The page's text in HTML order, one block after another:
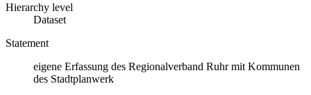
Hierarchy level
Dataset
Statement
eigene Erfassung des Regionalverband Ruhr mit Kommunen
des Stadtplanwerk